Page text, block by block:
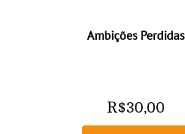
Ambições Perdidas
R$30,00